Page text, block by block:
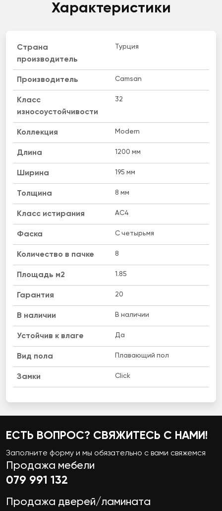
Характеристики
Страна
производитель
Турция
Производитель Camsan
Класс
износоустойчивости
32
Коллекция Modern
Длина 1200 мм
Ширина 195 мм
Толщина 8 мм
Класс истирания AC4
Фаска C четырьмя
Количество в пачке 8
Площадь м2 1.85
Гарантия 20
B наличии В наличии
Устойчив к влаге Да
Вид пола Плавающий пол
Замки Click
ЕСТЬ ВОПРОС? СВЯЖИТЕСЬ С НАМИ!
Заполните форму и мы обязательно с вами свяжемся
Продажа мебели
079 991 132
Продажа дверей/ламината